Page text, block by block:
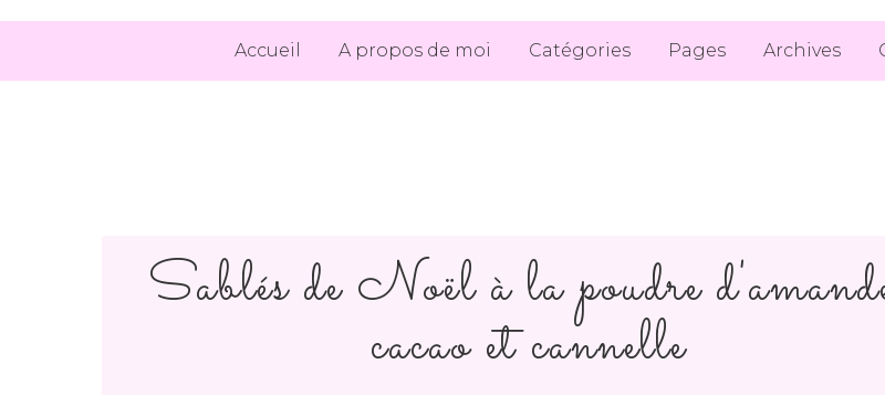
Accueil A propos de moi Catégories Pages Archives
Sablés de Noël à la poudre
cacao et cannelle